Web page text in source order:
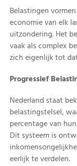
Belastingen
economie van elk
uitzondering. Het
vaak als complex
zich eigenlijk tot
Progressief
Nederland staat
belastingstelsel,
percentage van
Dit systeem is
eerlijk te verdelen.